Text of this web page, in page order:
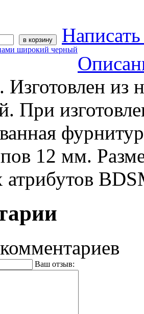
широкий черный
из
При
12 мм.
атрибутов
Ваш отзыв: